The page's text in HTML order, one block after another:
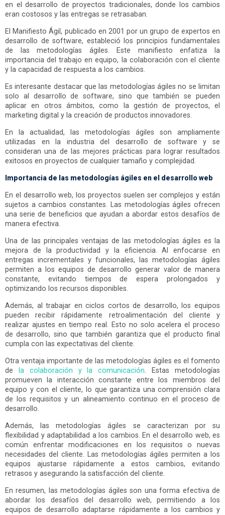
en el desarrollo de proyectos tradicionales, donde los cambios
eran costosos y las entregas se retrasaban.
El Manifiesto Ágil, publicado en 2001 por un grupo de expertos en
desarrollo de software, estableció los principios fundamentales
de las metodologías ágiles. Este manifiesto enfatiza la
importancia del trabajo en equipo, la colaboración con el cliente
y la capacidad de respuesta a los cambios.
Es interesante destacar que las metodologías ágiles no se limitan
solo al desarrollo de software, sino que también se pueden
aplicar en otros ámbitos, como la gestión de proyectos, el
marketing digital y la creación de productos innovadores.
En la actualidad, las metodologías ágiles son ampliamente
utilizadas en la industria del desarrollo de software y se
consideran una de las mejores prácticas para lograr resultados
exitosos en proyectos de cualquier tamaño y complejidad.
Importancia de las metodologías ágiles en el desarrollo web
En el desarrollo web, los proyectos suelen ser complejos y están
sujetos a cambios constantes. Las metodologías ágiles ofrecen
una serie de beneficios que ayudan a abordar estos desafíos de
manera efectiva.
Una de las principales ventajas de las metodologías ágiles es la
mejora de la productividad y la eficiencia. Al enfocarse en
entregas incrementales y funcionales, las metodologías ágiles
permiten a los equipos de desarrollo generar valor de manera
constante, evitando tiempos de espera prolongados y
optimizando los recursos disponibles.
Además, al trabajar en ciclos cortos de desarrollo, los equipos
pueden recibir rápidamente retroalimentación del cliente y
realizar ajustes en tiempo real. Esto no solo acelera el proceso
de desarrollo, sino que también garantiza que el producto final
cumpla con las expectativas del cliente.
Otra ventaja importante de las metodologías ágiles es el fomento
de
la colaboración y la comunicación . Estas metodologías
promueven la interacción constante entre los miembros del
equipo y con el cliente, lo que garantiza una comprensión clara
de los requisitos y un alineamiento continuo en el proceso de
desarrollo.
Además, las metodologías ágiles se caracterizan por su
flexibilidad y adaptabilidad a los cambios. En el desarrollo web, es
común enfrentar modificaciones en los requisitos o nuevas
necesidades del cliente. Las metodologías ágiles permiten a los
equipos ajustarse rápidamente a estos cambios, evitando
retrasos y asegurando la satisfacción del cliente.
En resumen, las metodologías ágiles son una forma efectiva de
abordar los desafíos del desarrollo web, permitiendo a los
equipos de desarrollo adaptarse rápidamente a los cambios y